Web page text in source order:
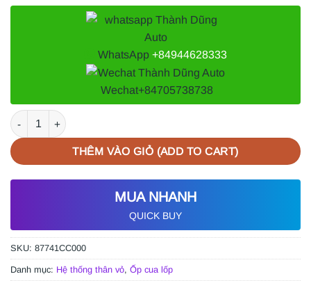
WhatsApp +84944628333
Wechat+84705738738
ỐP PHỒNG BÁNH SAU TRÁI KIA SONET | 87741CC000 số lượng
THÊM VÀO GIỎ (ADD TO CART)
MUA NHANH
QUICK BUY
SKU: 87741CC000
Danh mục: Hệ thống thân vỏ, Ốp cua lốp